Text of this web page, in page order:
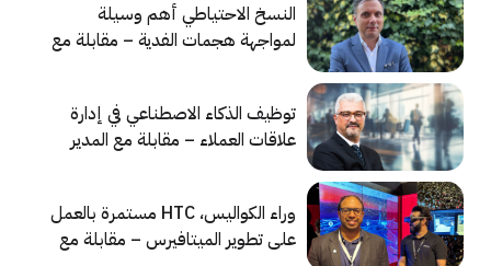
النسخ الاحتياطي أهم وسيلة
لمواجهة هجمات الفدية – مقابلة مع
توظيف الذكاء الاصطناعي في إدارة
علاقات العملاء – مقابلة مع المدير
وراء الكواليس، HTC مستمرة بالعمل
على تطوير الميتافيرس – مقابلة مع